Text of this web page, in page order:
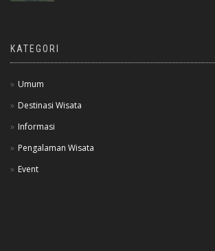
KATEGORI
Umum
Destinasi Wisata
Informasi
Pengalaman Wisata
Event